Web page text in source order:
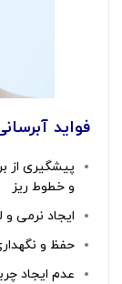
فواید
پیشگیری از
و خطوط ریز
ایجاد نرمی
حفظ و
عدم ایجاد